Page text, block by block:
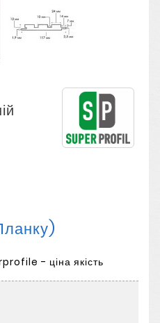
- ціна якість